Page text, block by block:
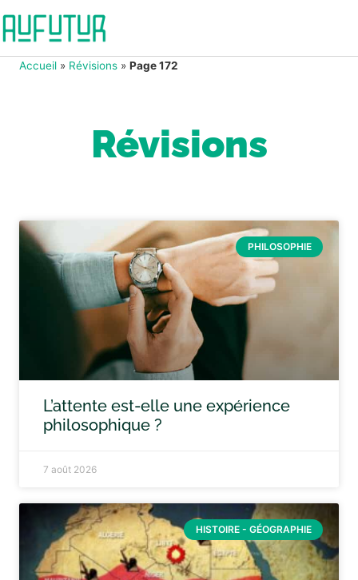
Accueil » Révisions » Page 172
Révisions
PHILOSOPHIE
L’attente est-elle une expérience
philosophique ?
7 août 2026
HISTOIRE - GÉOGRAPHIE